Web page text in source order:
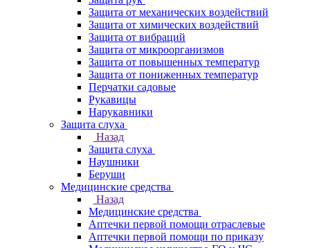
Защита от механических воздействий
Защита от химических воздействий
Защита от вибраций
Защита от микроорганизмов
Защита от повышенных температур
Защита от пониженных температур
Перчатки садовые
Рукавицы
Нарукавники
Защита слуха
Назад
Защита слуха
Наушники
Беруши
Медицинские средства
Назад
Медицинские средства
Аптечки первой помощи отраслевые
Аптечки первой помощи по приказу